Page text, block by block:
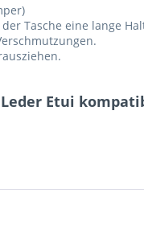
Tasche eine lange
Etui